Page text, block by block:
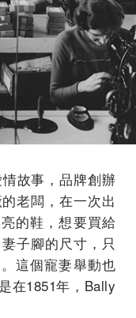
故事，品牌創辦
老闆，在一次出
的鞋，想要買給
子腳的尺寸，只
這個寵妻舉動也
在1851年，Bally